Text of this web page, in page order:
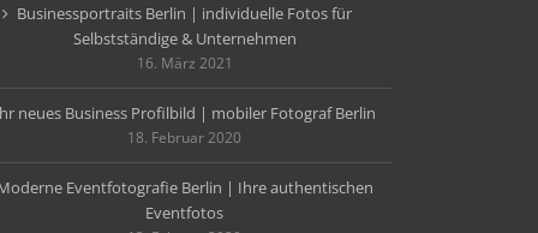
Businessportraits Berlin | individuelle Fotos für
Selbstständige & Unternehmen
16. März 2021
neues Business Profilbild | mobiler Fotograf Berlin
18. Februar 2020
Eventfotografie Berlin | Ihre authentischen
Eventfotos